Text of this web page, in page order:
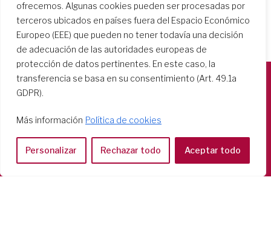
ofrecemos. Algunas cookies pueden ser procesadas por
terceros ubicados en países fuera del Espacio Económico
Europeo (EEE) que pueden no tener todavía una decisión
de adecuación de las autoridades europeas de
protección de datos pertinentes. En este caso, la
transferencia se basa en su consentimiento (Art. 49.1a
GDPR).
Más información Política de cookies
Personalizar Rechazar todo Aceptar todo
Casa Generalizia
Tel: 06 58 23 03 32 or 06 58 20 31 17